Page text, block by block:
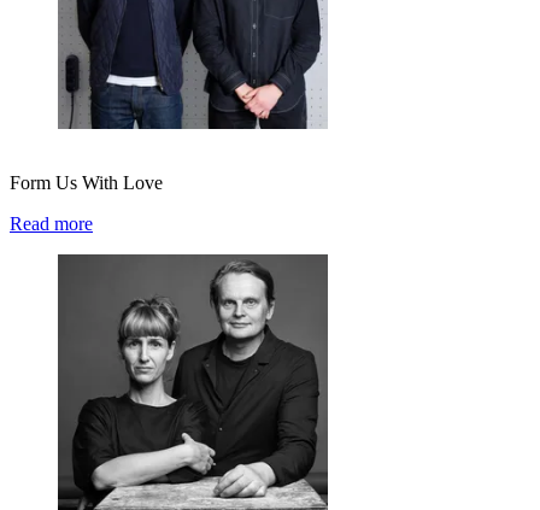
Form Us With Love
Read more